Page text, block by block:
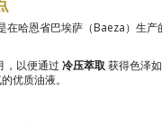
在哈恩省巴埃萨（Baeza）生产
，以便通过 冷压萃取 获得色泽
优质油液。